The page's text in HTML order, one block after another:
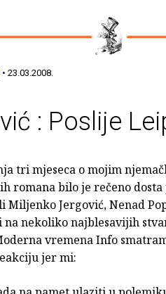
• 23.03.2008.
: Poslije
tri mjeseca o mojim
romana bilo je rečeno
Miljenko Jergović, Nenad
na nekoliko najblesavijih
vremena Info
jer mi: